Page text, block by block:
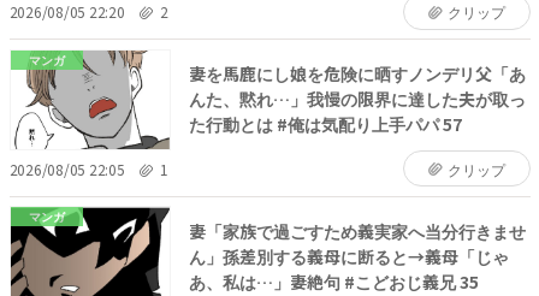
2026/08/05 22:20 2 クリップ
マンガ
妻を馬鹿にし娘を危険に晒すノンデリ父「あ
んた、黙れ…」我慢の限界に達した夫が取っ
た行動とは #俺は気配り上手パパ 57
2026/08/05 22:05 1 クリップ
マンガ
妻「家族で過ごすため義実家へ当分行きませ
ん」孫差別する義母に断ると→義母「じゃ
あ、私は…」妻絶句 #こどおじ義兄 35